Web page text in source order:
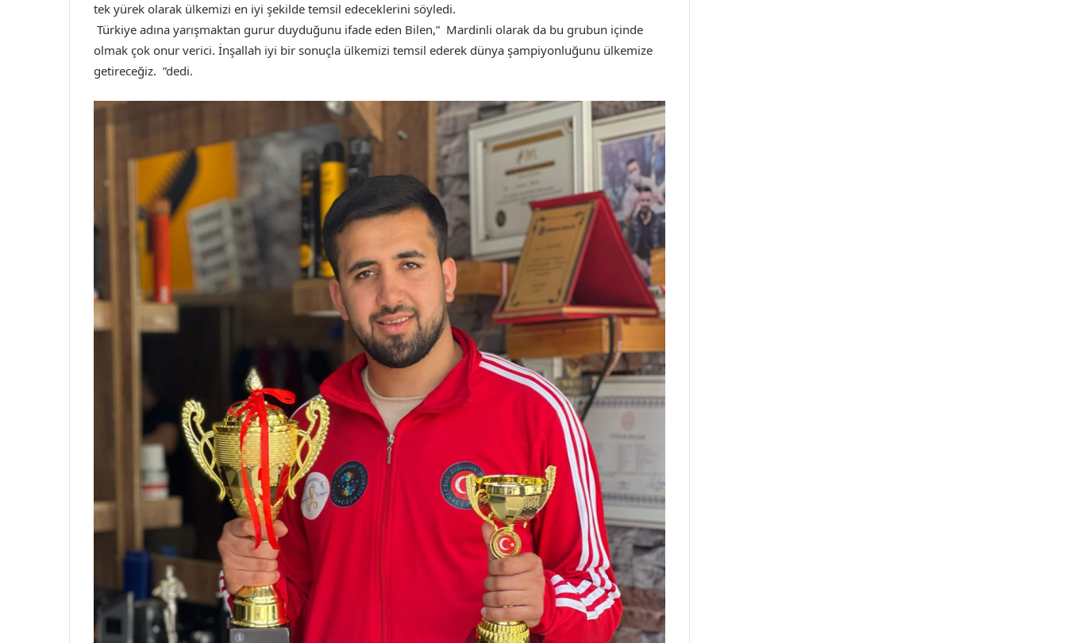
tek yürek olarak ülkemizi en iyi şekilde temsil edeceklerini söyledi.
Türkiye adına yarışmaktan gurur duyduğunu ifade eden Bilen,” Mardinli olarak da bu grubun içinde
olmak çok onur verici. İnşallah iyi bir sonuçla ülkemizi temsil ederek dünya şampiyonluğunu ülkemize
getireceğiz. ”dedi.